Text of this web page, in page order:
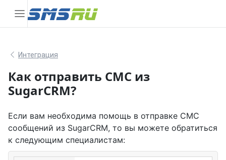
Интеграция
Как отправить СМС из
SugarCRM?
Если вам необходима помощь в отправке СМС
сообщений из SugarCRM, то вы можете обратиться
к следующим специалистам: